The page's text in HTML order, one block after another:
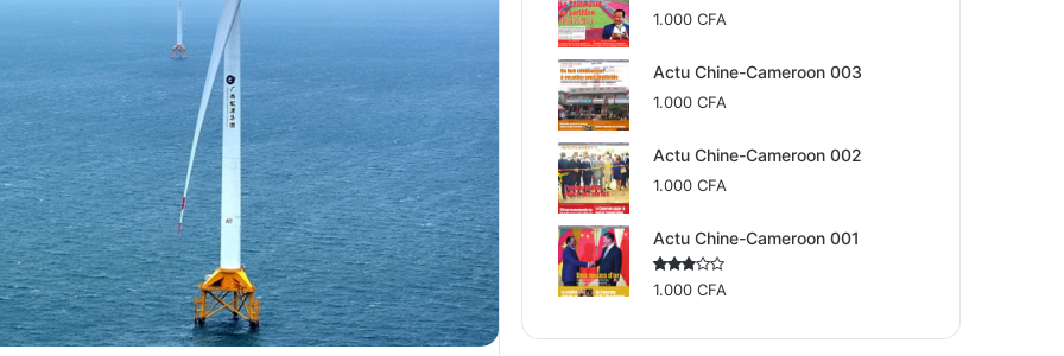
1.000CFA
Actu Chine-Cameroon 003
1.000CFA
Actu Chine-Cameroon 002
1.000CFA
Actu Chine-Cameroon 001
Rated
1.000CFA